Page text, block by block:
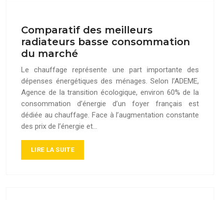
Comparatif des meilleurs
radiateurs basse consommation
du marché
Le chauffage représente une part importante des
dépenses énergétiques des ménages. Selon l’ADEME,
Agence de la transition écologique, environ 60% de la
consommation d’énergie d’un foyer français est
dédiée au chauffage. Face à l’augmentation constante
des prix de l’énergie et…
LIRE LA SUITE